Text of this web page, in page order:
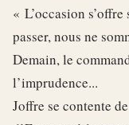
« L’occasion
passer, nous ne
Demain, le
l’imprudence...
Joffre se contente